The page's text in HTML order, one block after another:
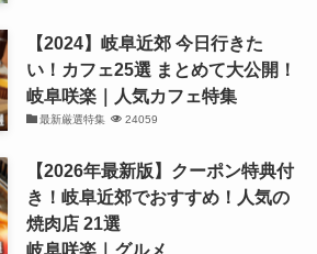
【2024】岐阜近郊 今日行きた
い！カフェ25選 まとめて大公開！
岐阜咲楽｜人気カフェ特集
最新厳選特集 24059
【2026年最新版】クーポン特典付
き！岐阜近郊でおすすめ！人気の
焼肉店 21選
岐阜咲楽｜グルメ